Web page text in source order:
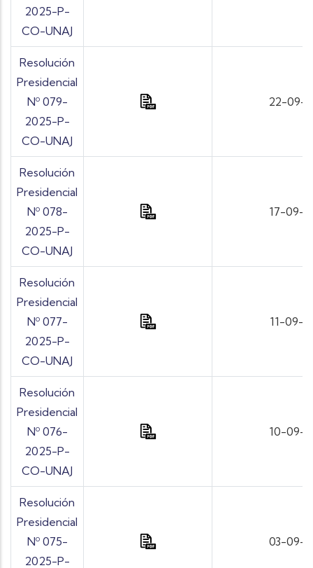
2025-P-
CO-UNAJ
Resolución
Presidencial
Nº 079-
2025-P-
CO-UNAJ
22-09-
Resolución
Presidencial
Nº 078-
2025-P-
CO-UNAJ
17-09-
Resolución
Presidencial
Nº 077-
2025-P-
CO-UNAJ
11-09-
Resolución
Presidencial
Nº 076-
2025-P-
CO-UNAJ
10-09-
Resolución
Presidencial
Nº 075-
2025-P-
03-09-